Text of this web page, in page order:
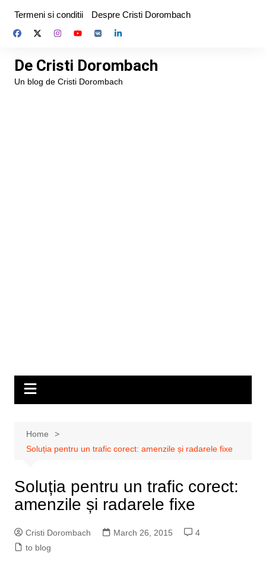
content
Termeni si conditii Despre Cristi Dorombach
De Cristi Dorombach
Un blog de Cristi Dorombach
Home
Soluția pentru un trafic corect: amenzile și radarele fixe
Soluția pentru un trafic corect:
amenzile și radarele fixe
Cristi Dorombach March 26, 2015
4
to blog